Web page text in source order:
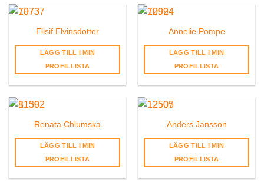
Elisif Elvinsdotter
LÄGG TILL I MIN
PROFILLISTA
Annelie Pompe
LÄGG TILL I MIN
PROFILLISTA
Renata Chlumska
LÄGG TILL I MIN
PROFILLISTA
Anders Jansson
LÄGG TILL I MIN
PROFILLISTA